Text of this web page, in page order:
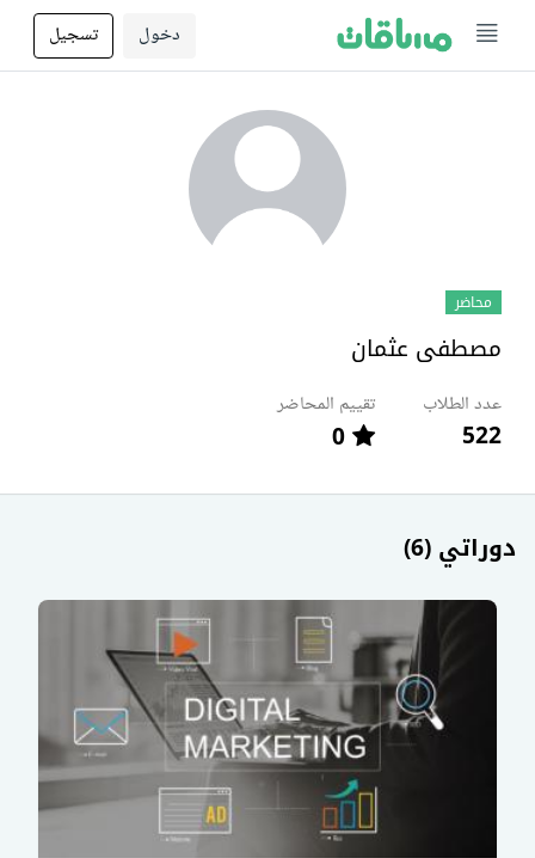
دخول تسجيل
محاضر
مصطفى عثمان
عدد الطلاب
522
تقييم المحاضر
دوراتي (6)